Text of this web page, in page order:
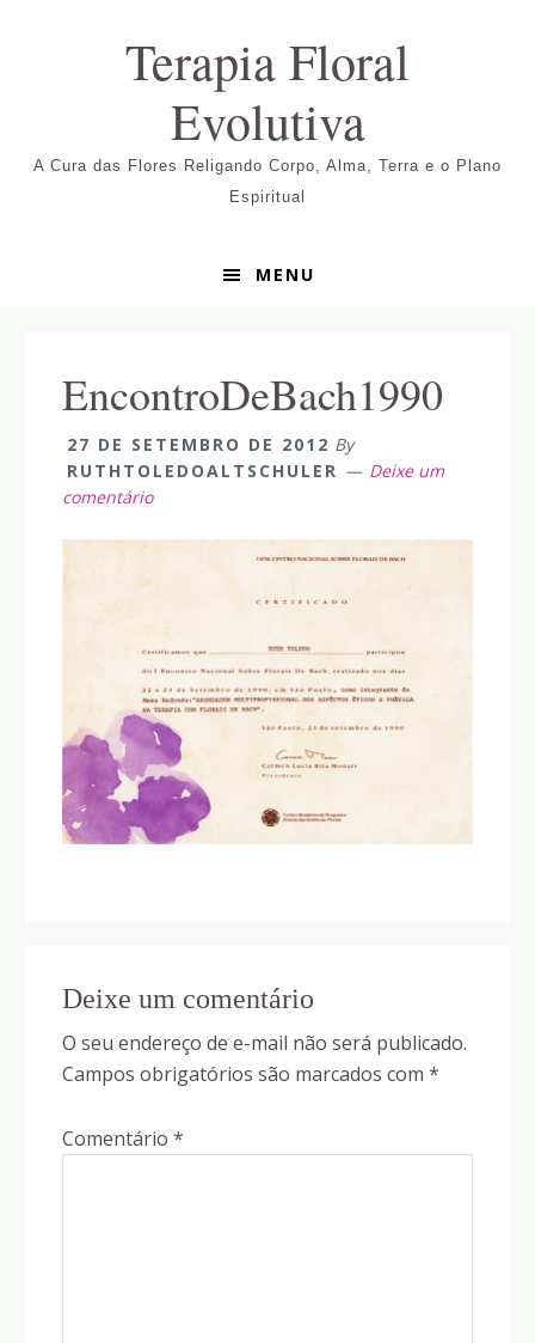
Terapia Floral
Evolutiva
A Cura das Flores Religando Corpo, Alma, Terra e o Plano
Espiritual
MENU
EncontroDeBach1990
27 DE SETEMBRO DE 2012 By
RUTHTOLEDOALTSCHULER
Deixe um
comentário
Interactions
Deixe um comentário
O seu endereço de e-mail não será publicado.
Campos obrigatórios são marcados com*
Comentário*